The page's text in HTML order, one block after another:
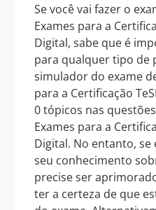
Se você vai fazer o
Exames para a
Digital, sabe que é
para qualquer tipo de
simulador do exame
para a Certificação
0 tópicos nas
Exames para a
Digital. No entanto,
seu conhecimento
precise ser
ter a certeza de que